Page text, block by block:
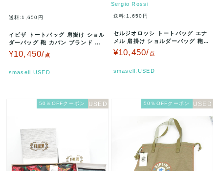
送料:1,650円
イビザ トートバッグ 肩掛け ショル
ダーバッグ 鞄 カバン ブランド 黒
レディース ブラック IB…
¥10,450/ 点
smasell.USED
Sergio Rossi
送料:1,650円
セルジオロッシ トートバッグ エナ
メル 肩掛け ショルダーバッグ 鞄
カバン ブランド レディース …
¥10,450/ 点
smasell.USED
50％OFFクーポン 50％OFFクーポン